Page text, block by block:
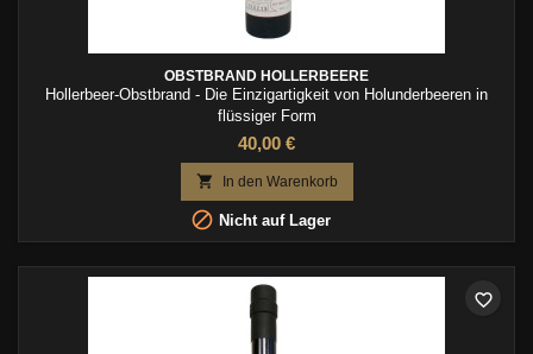
OBSTBRAND HOLLERBEERE
Hollerbeer-Obstbrand - Die Einzigartigkeit von Holunderbeeren in
flüssiger Form
40,00 €
 In den Warenkorb
 Nicht auf Lager
favorite_border